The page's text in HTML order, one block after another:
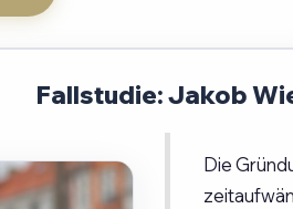
Fallstudie: Jakob
Die